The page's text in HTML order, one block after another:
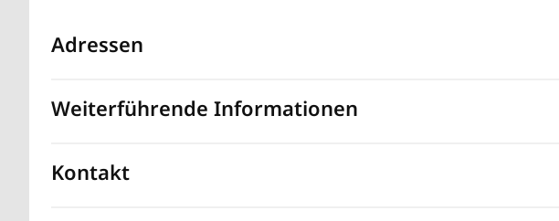
Adressen
Weiterführende Informationen
Kontakt